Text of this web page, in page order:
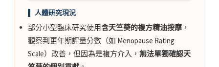
▌ 人體研究現況
部分小型臨床研究使用含天竺葵的複方精油按摩 ，
觀察到更年期評量分數（如 Menopause Rating
Scale）改善，但因為是複方介入， 無法單獨確認天